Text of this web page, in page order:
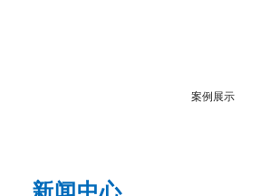
案例展示
新闻中心